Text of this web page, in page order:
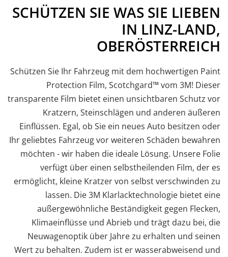
SCHÜTZEN SIE WAS SIE LIEBEN
IN LINZ-LAND,
OBERÖSTERREICH
Schützen Sie Ihr Fahrzeug mit dem hochwertigen Paint
Protection Film, Scotchgard™ vom 3M! Dieser
transparente Film bietet einen unsichtbaren Schutz vor
Kratzern, Steinschlägen und anderen äußeren
Einflüssen. Egal, ob Sie ein neues Auto besitzen oder
Ihr geliebtes Fahrzeug vor weiteren Schäden bewahren
möchten - wir haben die ideale Lösung. Unsere Folie
verfügt über einen selbstheilenden Film, der es
ermöglicht, kleine Kratzer von selbst verschwinden zu
lassen. Die 3M Klarlacktechnologie bietet eine
außergewöhnliche Beständigkeit gegen Flecken,
Klimaeinflüsse und Abrieb und trägt dazu bei, die
Neuwagenoptik über Jahre zu erhalten und seinen
Wert zu behalten. Zudem ist er wasserabweisend und